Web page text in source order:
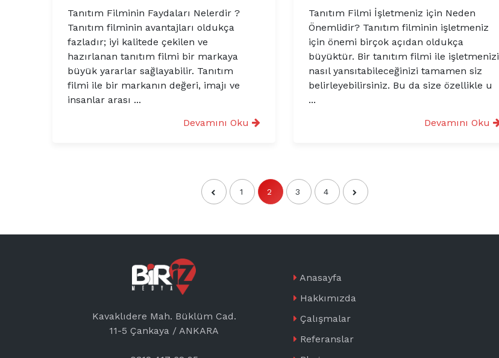
Tanıtım Filminin Faydaları Nelerdir ?
Tanıtım filminin avantajları oldukça
fazladır; iyi kalitede çekilen ve
hazırlanan tanıtım filmi bir markaya
büyük yararlar sağlayabilir. Tanıtım
filmi ile bir markanın değeri, imajı ve
insanlar arası ...
Devamını Oku
Tanıtım Filmi İşletmeniz için Neden
Önemlidir? Tanıtım filminin işletmeniz
için önemi birçok açıdan oldukça
büyüktür. Bir tanıtım filmi ile işletmenizi
nasıl yansıtabileceğinizi tamamen siz
belirleyebilirsiniz. Bu da size özellikle u
...
Devamını Oku
1 2 3 4
Kavaklıdere Mah. Büklüm Cad.
11-5 Çankaya / ANKARA
Anasayfa
Hakkımızda
Çalışmalar
Referanslar